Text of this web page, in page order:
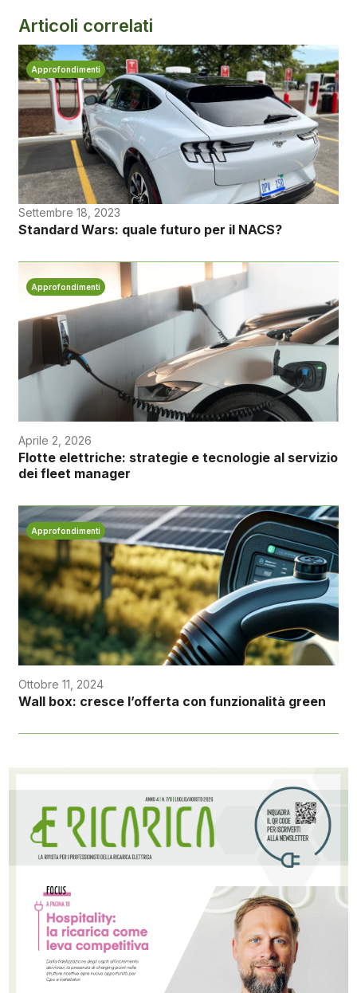
Articoli correlati
Approfondimenti
Settembre 18, 2023
Standard Wars: quale futuro per il NACS?
Approfondimenti
Aprile 2, 2026
Flotte elettriche: strategie e tecnologie al servizio
dei fleet manager
Approfondimenti
Ottobre 11, 2024
Wall box: cresce l’offerta con funzionalità green